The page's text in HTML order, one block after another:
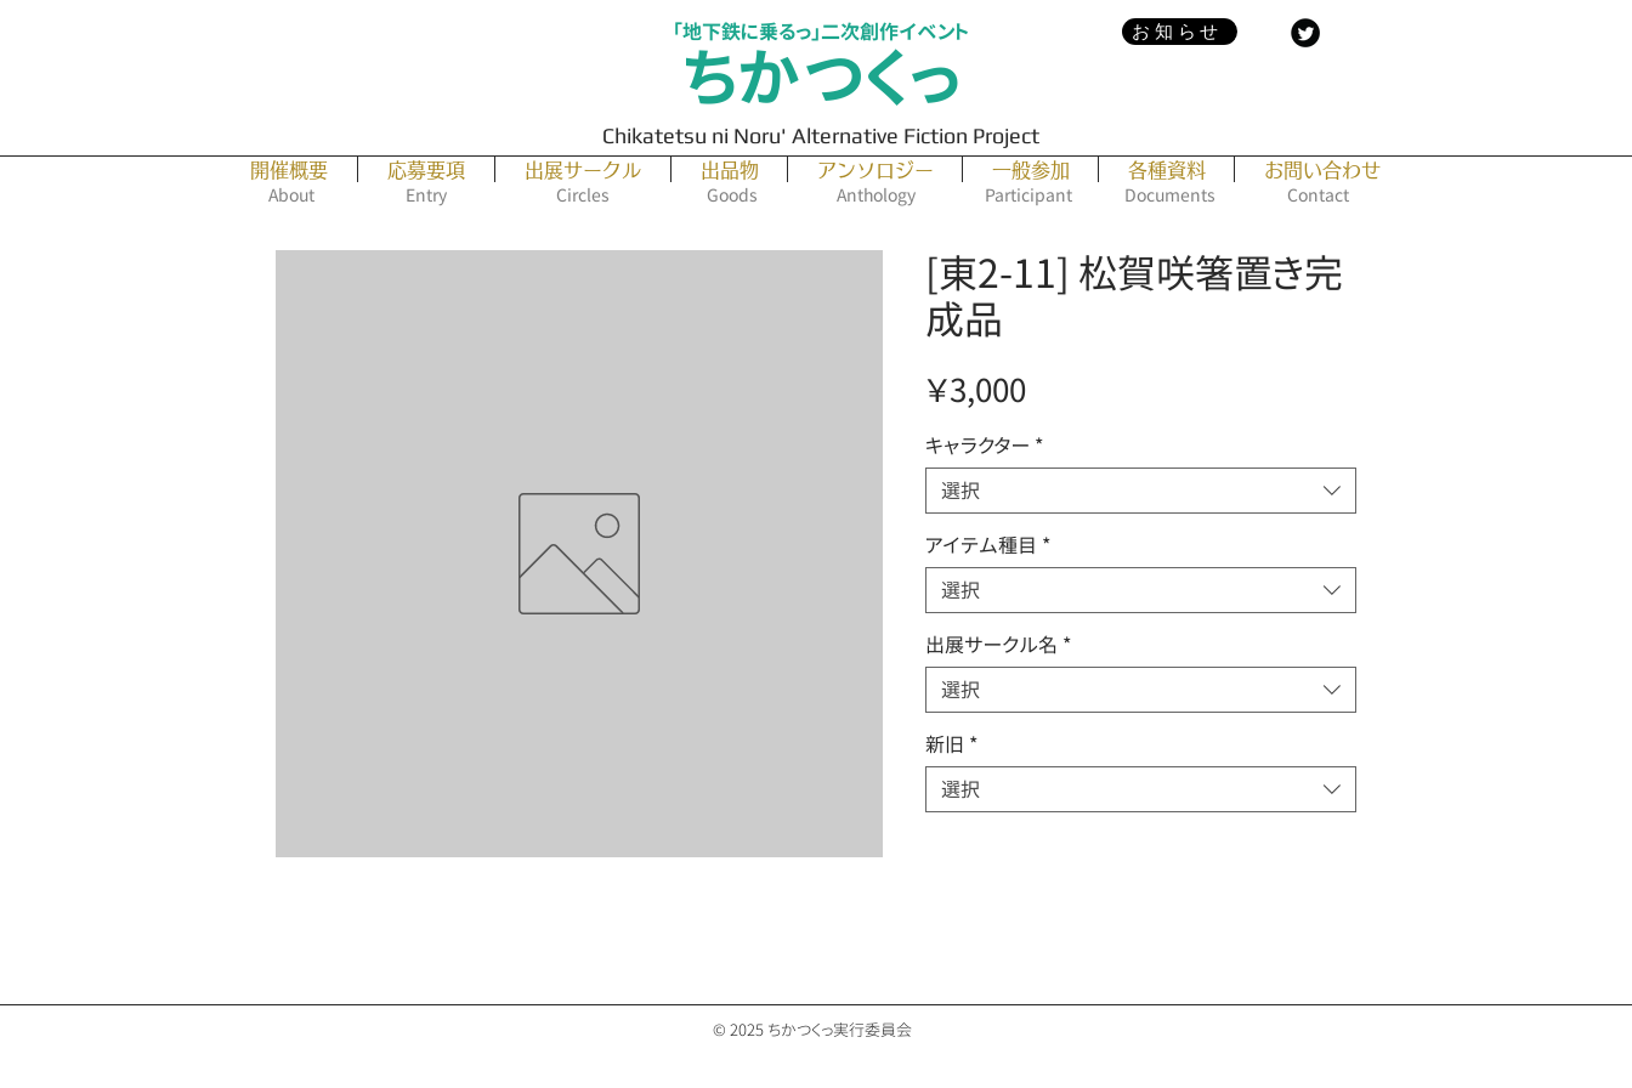
Chikatetsu ni Noru' Alternative Fiction Project
ちかつくっ
「地下鉄に乗るっ」二次創作イベント お知らせ
開催概要 応募要項 出展サークル 出品物 アンソロジー 一般参加 各種資料 お問い合わせ
About Entry Circles Goods Anthology Participant Documents Contact
[東2-11] 松賀咲箸置き完
成品
￥3,000価
格
キャラクター *
選択
アイテム種目 *
選択
出展サークル名 *
選択
新旧 *
選択
© 2025 ちかつくっ実行委員会